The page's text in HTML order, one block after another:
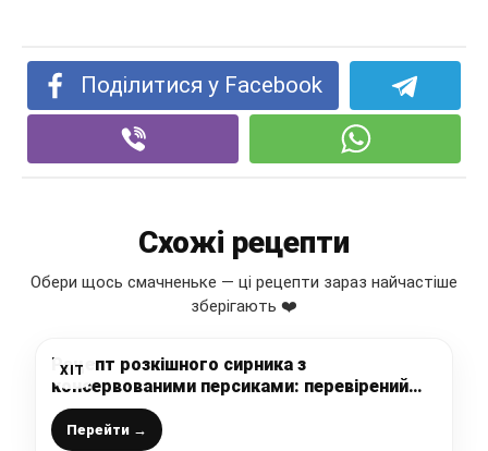
Поділитися у Facebook
Схожі рецепти
Обери щось смачненьке — ці рецепти зараз найчастіше
зберігають ❤️
ХІТ
Рецепт розкішного сирника з
консервованими персиками: перевірений
рецепт від української господині
Перейти →